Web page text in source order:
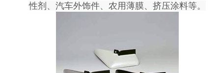
性剂、汽车外饰件、农用薄膜、挤压涂料等。